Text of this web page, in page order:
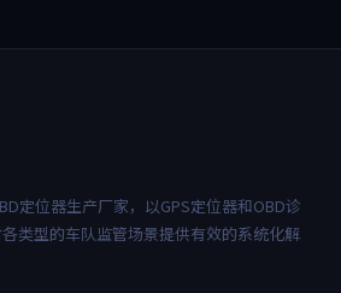
定位器生产厂家，以GPS定位器和OBD诊
类型的车队监管场景提供有效的系统化解